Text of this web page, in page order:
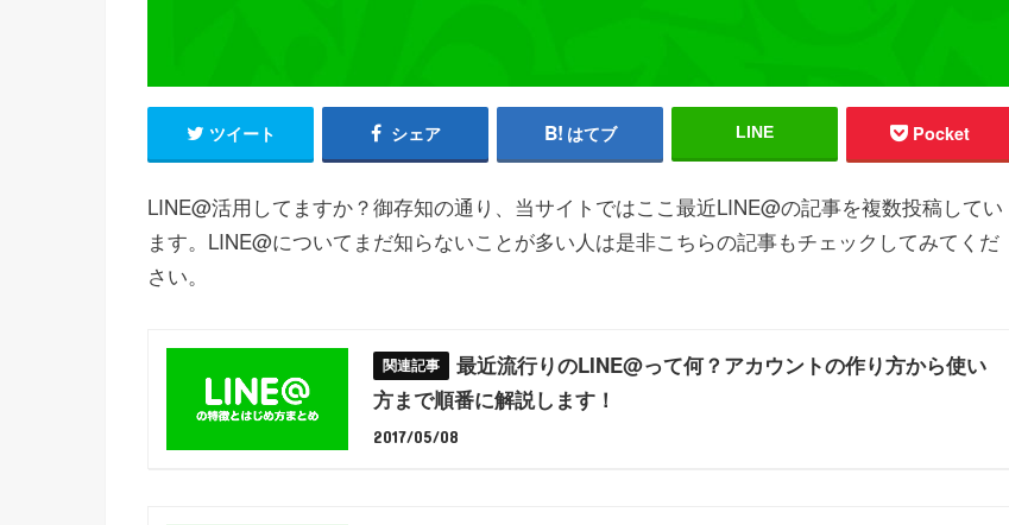
ツイート シェア はてブ LINE Pocket
LINE@活用してますか？御存知の通り、当サイトではここ最近LINE@の記事を複数投稿してい
ます。LINE@についてまだ知らないことが多い人は是非こちらの記事もチェックしてみてくだ
さい。
最近流行りのLINE@って何？アカウントの作り方から使い
方まで順番に解説します！
2017/05/08